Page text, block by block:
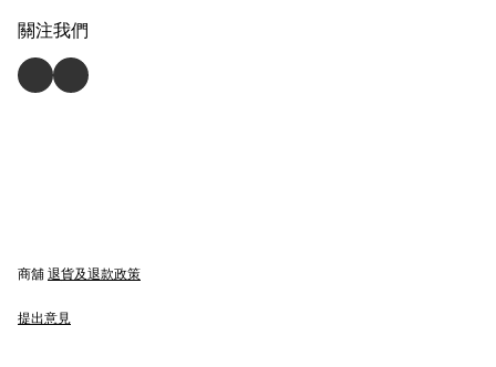
關注我們
商舖 退貨及退款政策
提出意見